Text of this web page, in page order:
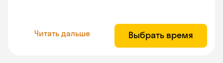
Читать дальше Выбрать время